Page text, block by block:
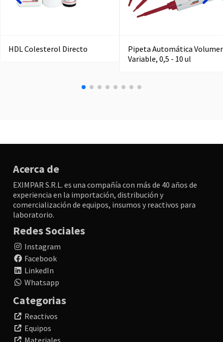
HDL Colesterol Directo
Pipeta Automática
Variable, 0,5 - 10 ul
Acerca de
EXIMPAR S.R.L. es una compañía con más de 40 años de
experiencia en la importación, distribución y
comercialización de equipos, insumos y reactivos para
laboratorio.
Redes Sociales
Instagram
Facebook
LinkedIn
Whatsapp
Categorias
Reactivos
Equipos
Materiales